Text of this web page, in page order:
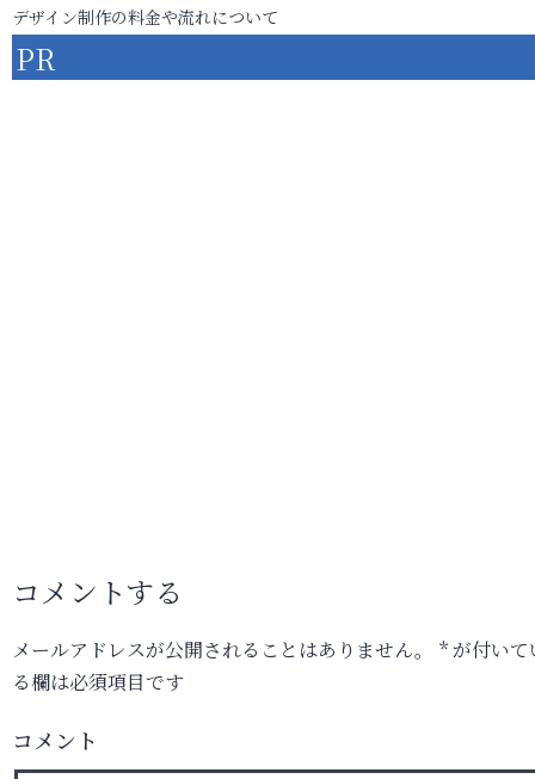
デザイン制作の料金や流れについて
PR
コメントする
メールアドレスが公開されることはありません。 *が付いて
る欄は必須項目です
コメント